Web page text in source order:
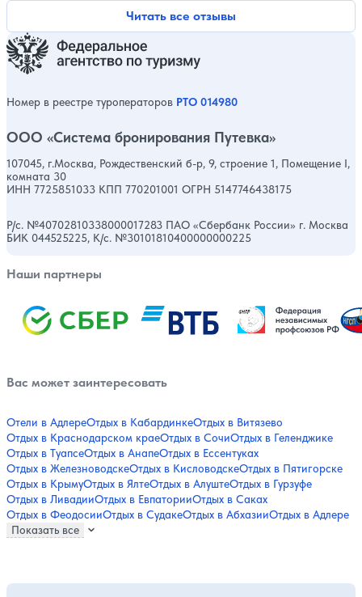
Читать все отзывы
Номер в реестре туроператоров РТО 014980
ООО «Система бронирования Путевка»
107045, г.Москва, Рождественский б-р, 9, строение 1, Помещение I,
комната 30
ИНН 7725851033 КПП 770201001 ОГРН 5147746438175
Р/с. №40702810338000017283 ПАО «Сбербанк России» г. Москва
БИК 044525225, К/с. №30101810400000000225
Наши партнеры
Вас может заинтересовать
Отели в АдлереОтдых в КабардинкеОтдых в Витязево
Отдых в Краснодарском краеОтдых в СочиОтдых в Геленджике
Отдых в ТуапсеОтдых в АнапеОтдых в Ессентуках
Отдых в ЖелезноводскеОтдых в КисловодскеОтдых в Пятигорске
Отдых в КрымуОтдых в ЯлтеОтдых в АлуштеОтдых в Гурзуфе
Отдых в ЛивадииОтдых в ЕвпаторииОтдых в Саках
Отдых в ФеодосииОтдых в СудакеОтдых в АбхазииОтдых в Адлере
Показать все